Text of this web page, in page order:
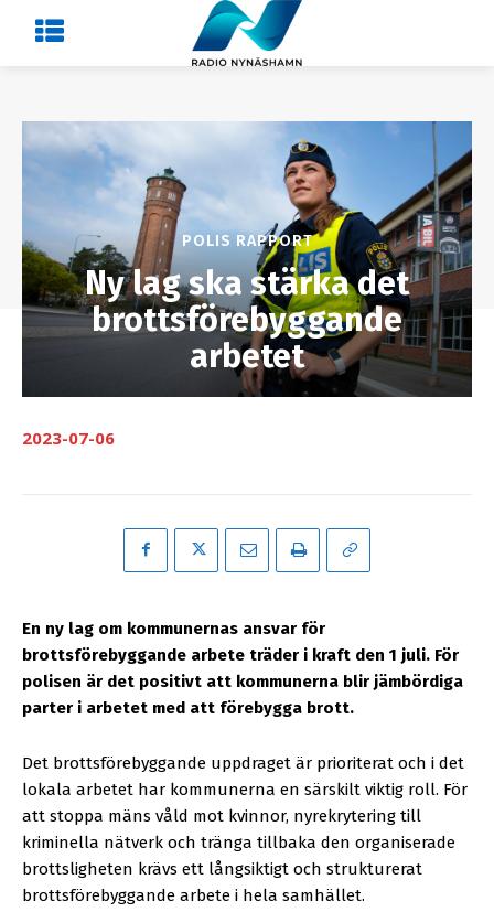
POLIS RAPPORT
Ny lag ska stärka det
brottsförebyggande
arbetet
2023-07-06
En ny lag om kommunernas ansvar för
brottsförebyggande arbete träder i kraft den 1 juli. För
polisen är det positivt att kommunerna blir jämbördiga
parter i arbetet med att förebygga brott.
Det brottsförebyggande uppdraget är prioriterat och i det
lokala arbetet har kommunerna en särskilt viktig roll. För
att stoppa mäns våld mot kvinnor, nyrekrytering till
kriminella nätverk och tränga tillbaka den organiserade
brottsligheten krävs ett långsiktigt och strukturerat
brottsförebyggande arbete i hela samhället.